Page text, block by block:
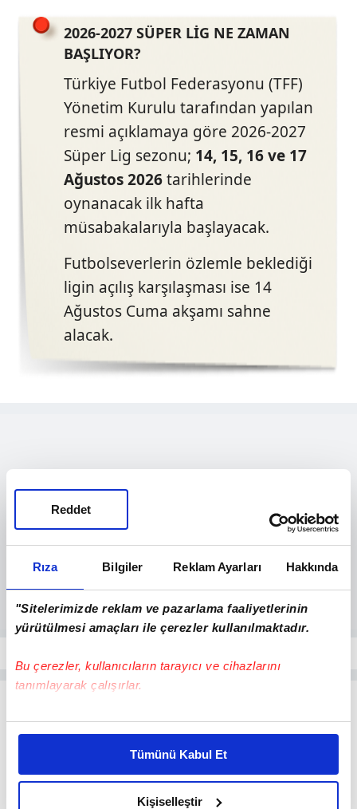
Rıza Bilgiler Reklam Ayarları Hakkında
"Sitelerimizde reklam ve pazarlama faaliyetlerinin
yürütülmesi amaçları ile çerezler kullanılmaktadır.
Bu çerezler, kullanıcıların tarayıcı ve cihazlarını
tanımlayarak çalışırlar.
Bu çerezlere izin vermeniz halinde sizlere özel
daha iyi reklam deneyimi yaşatabiliriz. Bunu yaparken
amacımızın size daha iyi bir reklam deneyimi sunmak
olduğunu ve sizlere en iyi içerikleri sunabilmek adına
Tümünü Kabul Et
Kişiselleştir
Reddet
2026-2027 SÜPER LİG NE ZAMAN
BAŞLIYOR?
Türkiye Futbol Federasyonu (TFF)
Yönetim Kurulu tarafından yapılan
resmi açıklamaya göre 2026-2027
Süper Lig sezonu; 14, 15, 16 ve 17
Ağustos 2026tarihlerinde
oynanacak ilk hafta
müsabakalarıyla başlayacak.
Futbolseverlerin özlemle beklediği
ligin açılış karşılaşması ise 14
Ağustos Cuma akşamı sahne
alacak.